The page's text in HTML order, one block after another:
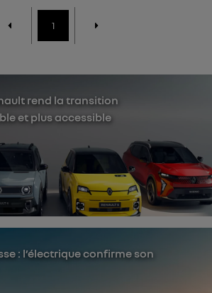
1
rend la transition
et plus accessible
: l’électrique confirme son